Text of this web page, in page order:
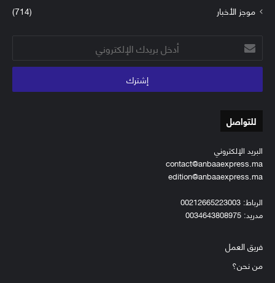
موجز الأخبار
(714)
أدخل
بريدك
الإلكتروني
للتواصل
البريد الإلكتروني
contact@anbaaexpress.ma
edition@anbaaexpress.ma
الرباط: 00212665223003
مدريد: 0034643808975
فريق العمل
من نحن؟